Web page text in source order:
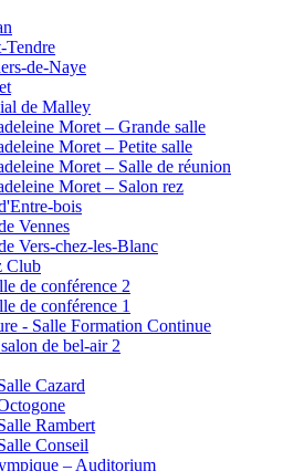
Tendre
de-Naye
de Malley
Moret – Grande salle
Moret – Petite salle
Moret – Salle de réunion
Moret – Salon rez
bois
Vennes
Vers-chez-les-Blanc
Club
de conférence 2
de conférence 1
- Salle Formation Continue
de bel-air 2
Cazard
Rambert
Conseil
– Auditorium